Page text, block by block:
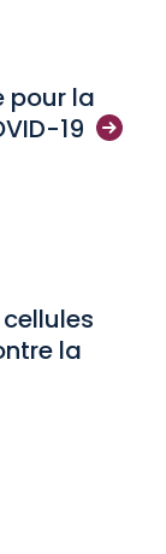
pour la
19
la